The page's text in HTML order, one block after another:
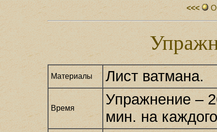
<<<
Материалы Лист ватмана.
Время
Упражнение –
мин. на